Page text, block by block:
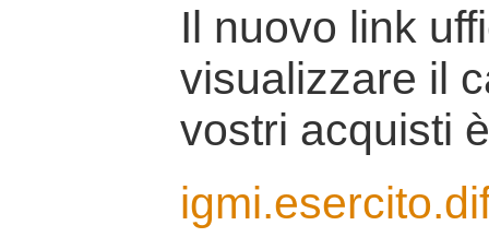
Il nuovo link
visualizzare il
vostri acquisti